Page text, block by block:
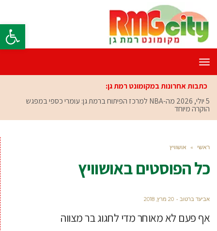
פתח
תפריט
כתבות אחרונות במקומונט רמת גן:
5 יולי, 2026
מה-NBA למרכז הפיתוח ברמת גן: עומרי כספי במפגש
הוקרה מיוחד
ראשי » אושוויץ
כל הפוסטים באושוויץ
אביעד ברטוב 20 מרץ, 2018
אף פעם לא מאוחר מדי לחגוג בר מצווה